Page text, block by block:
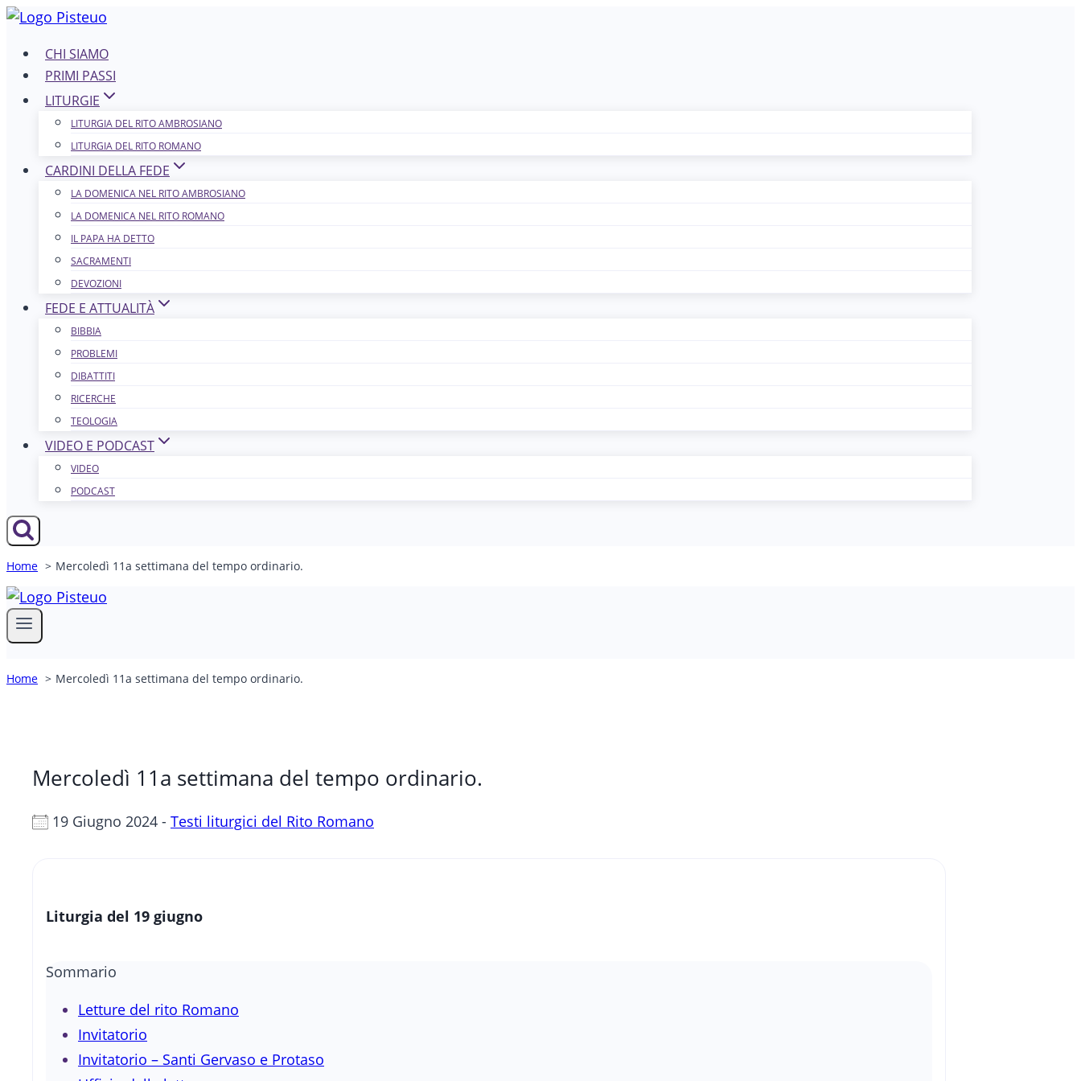
Salta
contenutoCHI SIAMO
PRIMI PASSI
LITURGIE
LITURGIA DEL RITO AMBROSIANO
LITURGIA DEL RITO ROMANO
CARDINI DELLA FEDE
LA DOMENICA NEL R​​​​​​ITO AMBROSIANO
LA DOMENICA NEL RITO ROMANO
IL PAPA HA DETTO
SACRAMENTI
DEVOZIONI
FEDE E ATTUALITÀ
BIBBIA
PROBLEMI
DIBATTITI
RICERCHE
TEOLOGIA
VIDEO E PODCAST
VIDEO
PODCAST
Home Mercoledì 11a settimana del tempo ordinario.
Home Mercoledì 11a settimana del tempo ordinario.
Mercoledì 11a settimana del tempo ordinario.
19 Giugno 2024 - Testi liturgici del Rito Romano
Liturgia del 19 giugno
Sommario
Letture del rito Romano
Invitatorio
Invitatorio – Santi Gervaso e Protaso